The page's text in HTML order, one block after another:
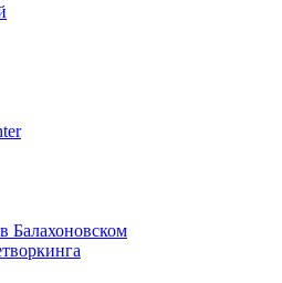
Балахоновском